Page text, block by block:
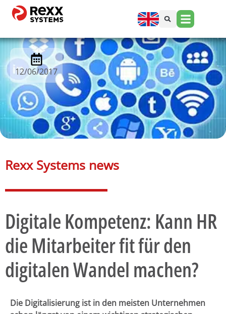
12/06/2017
Rexx Systems news​
Digitale Kompetenz: Kann HR
die Mitarbeiter fit für den
digitalen Wandel machen?
Die Digitalisierung ist in den meisten Unternehmen